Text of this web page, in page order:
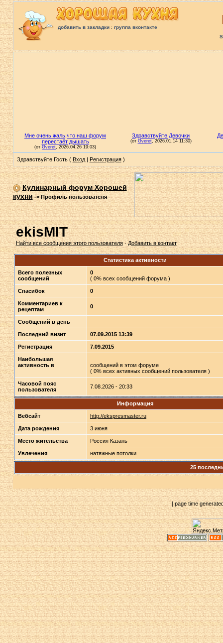
добавить в закладки: группа вконтакте
Здравствуйте Гость ( Вход| Регистрация)
Кулинарный форум Хорошей
кухни->Профиль пользователя
ekisMIT
Найти все сообщения этого пользователя·Добавить в контакт
Статистика активности
Всего полезных
сообщений
0
( 0% всех сообщений форума )
Спасибок 0
Комментариев к
рецептам
0
Сообщений в день
Последний визит 07.09.2015 13:39
Регистрация 7.09.2015
Наибольшая
активность в
сообщений в этом форуме
( 0% всех активных сообщений пользователя )
Часовой пояс
пользователя
7.08.2026 - 20:33
Информация
Вебсайт http://ekspresmaster.ru
Дата рождения 3 июня
Место жительства Россия Казань
Увлечения натяжные потолки
25
[ page time